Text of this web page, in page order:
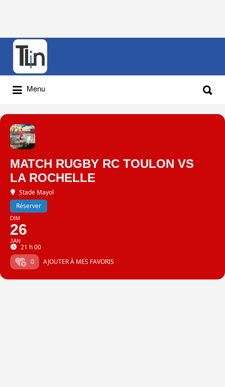
Rechercher
Menu
MATCH RUGBY RC TOULON VS
LA ROCHELLE
Stade Mayol
Réserver
DIM
26
JAN
21 h 00
0
AJOUTER À MES FAVORIS